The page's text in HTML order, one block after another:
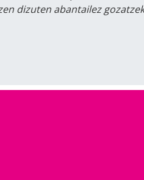
dizuten abantailez